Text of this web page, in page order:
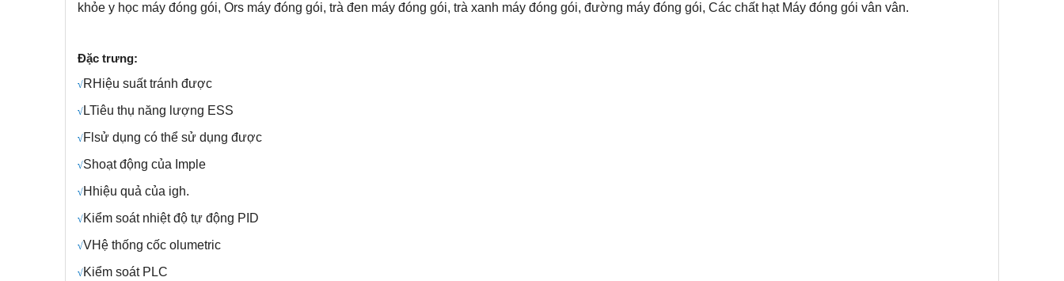
khỏe y học máy đóng gói, Ors máy đóng gói, trà đen máy đóng gói, trà xanh máy đóng gói, đường máy đóng gói, Các chất hạt Máy đóng gói vân vân.
Đặc trưng:
√RHiệu suất tránh được
√ LTiêu thụ năng lượng ESS
√Fl sử dụng có thể sử dụng được
√Shoạt động của Imple
√H hiệu quả của igh.
√Kiểm soát nhiệt độ tự động PID
√VHệ thống cốc olumetric
√Kiểm soát PLC